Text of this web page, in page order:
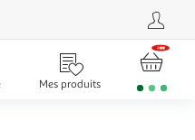
Mes produits